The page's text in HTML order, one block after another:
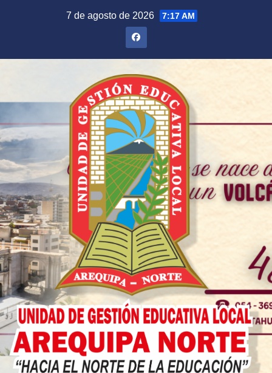
7 de agosto de 2026 7:17 AM